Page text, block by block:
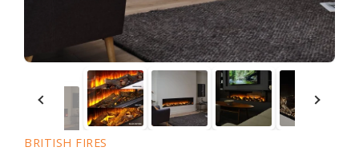
BRITISH FIRES